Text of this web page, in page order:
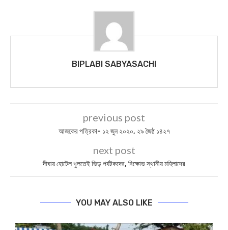
BIPLABI SABYASACHI
previous post
আজকের পত্রিকা- ১২ জুন ২০২০, ২৯ জৈষ্ঠ ১৪২৭
next post
দীঘায় হোটেল খুলতেই ভিড় পর্যটকদের, বিক্ষোভ স্থানীয় মহিলাদের
YOU MAY ALSO LIKE